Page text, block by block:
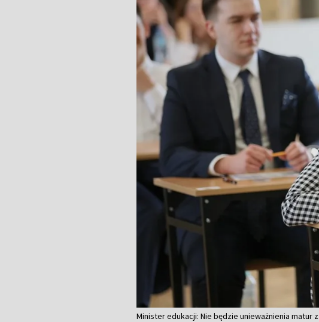
Minister edukacji: Nie będzie unieważnienia matur